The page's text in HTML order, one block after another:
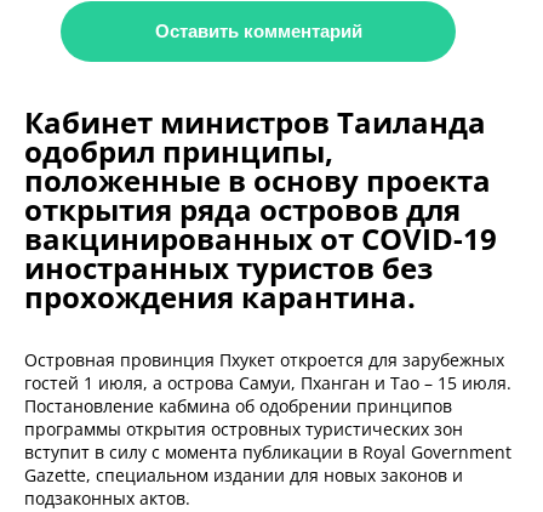
Оставить комментарий
Кабинет министров Таиланда
одобрил принципы,
положенные в основу проекта
открытия ряда островов для
вакцинированных от COVID-19
иностранных туристов без
прохождения карантина.
Островная провинция Пхукет откроется для зарубежных
гостей 1 июля, а острова Самуи, Пханган и Тао – 15 июля.
Постановление кабмина об одобрении принципов
программы открытия островных туристических зон
вступит в силу с момента публикации в Royal Government
Gazette, специальном издании для новых законов и
подзаконных актов.